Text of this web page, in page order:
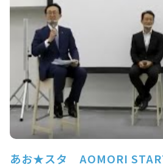
あお★スタ AOMORI